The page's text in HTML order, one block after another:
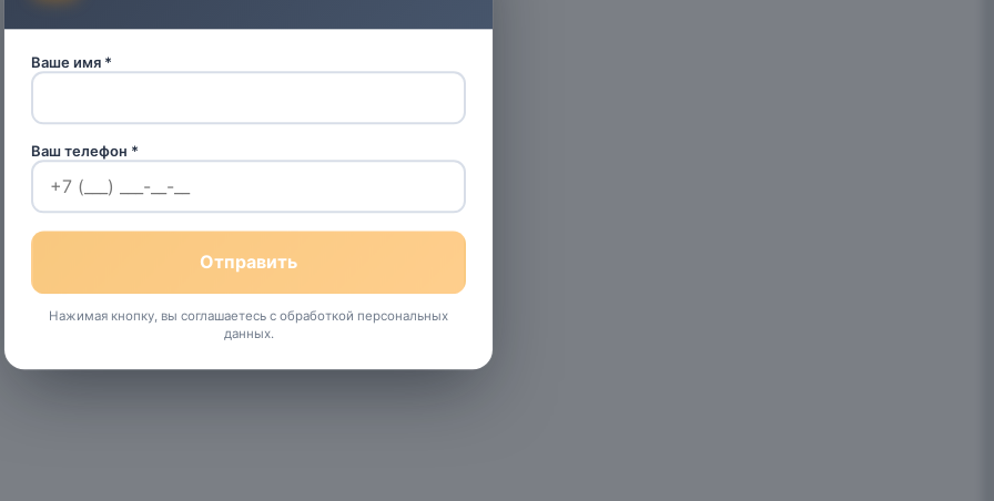
Ваше имя *
Ваш телефон *
Нажимая кнопку, вы соглашаетесь с обработкой персональных
данных.